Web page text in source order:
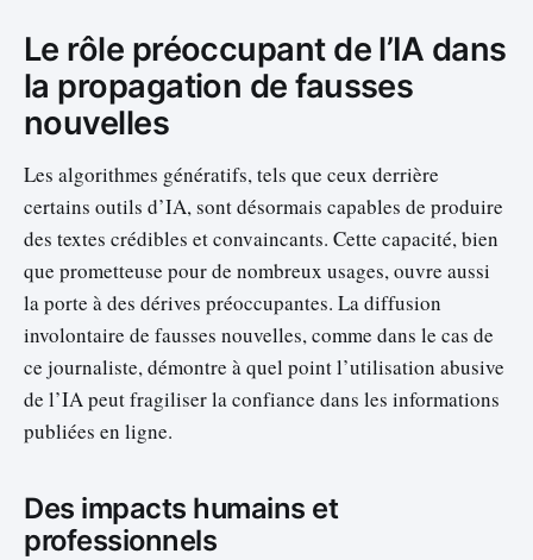
Le rôle préoccupant de l’IA dans
la propagation de fausses
nouvelles
Les algorithmes génératifs, tels que ceux derrière
certains outils d’IA, sont désormais capables de produire
des textes crédibles et convaincants. Cette capacité, bien
que prometteuse pour de nombreux usages, ouvre aussi
la porte à des dérives préoccupantes. La diffusion
involontaire de fausses nouvelles, comme dans le cas de
ce journaliste, démontre à quel point l’utilisation abusive
de l’IA peut fragiliser la confiance dans les informations
publiées en ligne.
Des impacts humains et
professionnels